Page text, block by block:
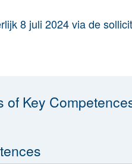
8 juli 2024 via de
of Key